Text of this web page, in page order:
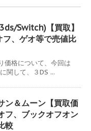
Switch)【買取】
、ゲオ等で売値比
価格について、今回は
関して、３DS ...
ン＆ムーン【買取価
フ、ブックオフオン
較